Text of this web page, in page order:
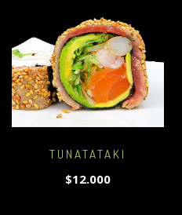
TUNATATAKI
$12.000